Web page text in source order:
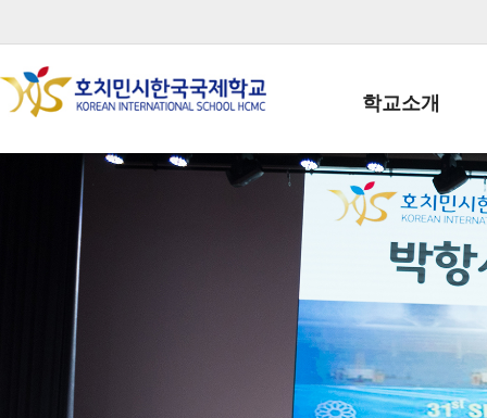
학교소개
학교장인사말
학생회장인사말
학교상징
학교 CI
교직원현황
학생현황